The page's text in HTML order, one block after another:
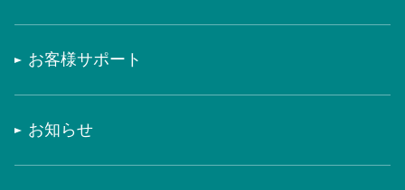
お客様サポート
お知らせ